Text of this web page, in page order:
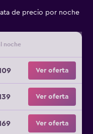
de precio por noche
noche
Ver oferta
Ver oferta
Ver oferta